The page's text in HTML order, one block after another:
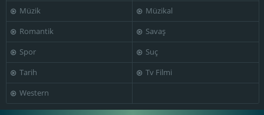
Müzik
Müzikal
Romantik
Savaş
Spor
Suç
Tarih
Tv Filmi
Western